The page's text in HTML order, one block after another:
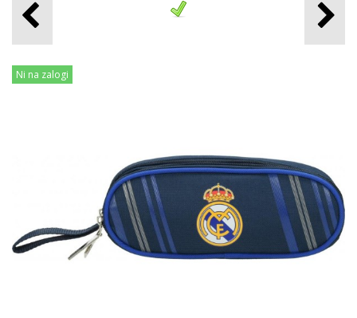
Ni na zalogi